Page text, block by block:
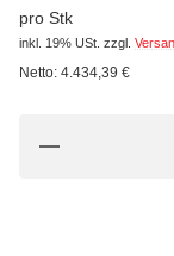
pro Stk
inkl. 19% USt. zzgl.
Netto: 4.434,39 €